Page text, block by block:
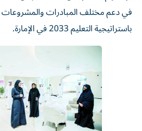
في دعم مختلف المبادرات والمشروعات
باستراتيجية التعليم 2033 في الإمارة.